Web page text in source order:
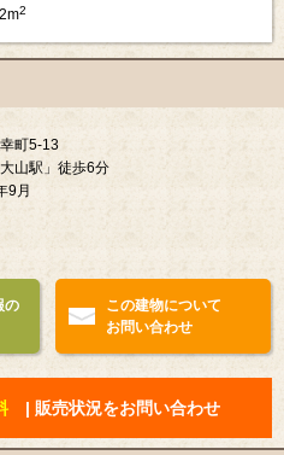
2
町5-13
山駅」徒歩6分
9月
の
この建物について
お問い合わせ
| 販売状況をお問い合わせ